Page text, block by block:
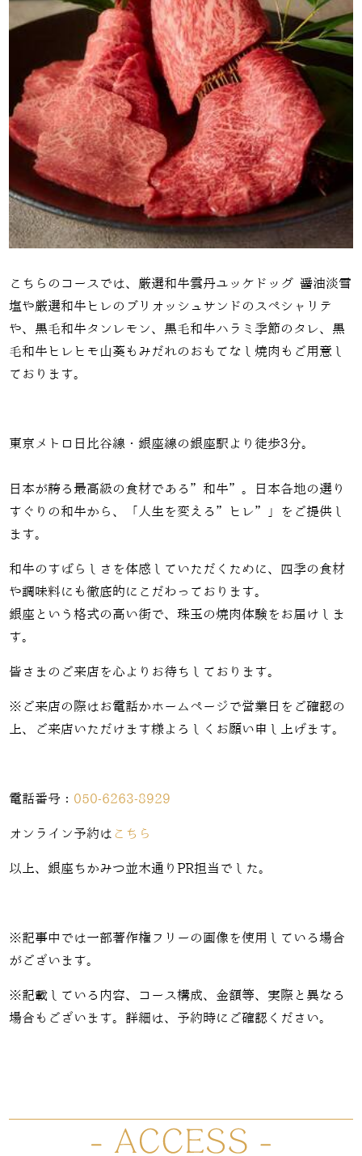
こちらのコースでは、厳選和牛雲丹ユッケドッグ 醤油淡雪
塩や厳選和牛ヒレのブリオッシュサンドのスペシャリテ
や、黒毛和牛タンレモン、黒毛和牛ハラミ季節のタレ、黒
毛和牛ヒレヒモ山葵もみだれのおもてなし焼肉もご用意し
ております。
東京メトロ日比谷線・銀座線の銀座駅より徒歩3分。
日本が誇る最高級の食材である”和牛”。日本各地の選り
すぐりの和牛から、「人生を変える”ヒレ”」をご提供し
ます。
和牛のすばらしさを体感していただくために、四季の食材
や調味料にも徹底的にこだわっております。
銀座という格式の高い街で、珠玉の焼肉体験をお届けしま
す。
皆さまのご来店を心よりお待ちしております。
※ご来店の際はお電話かホームページで営業日をご確認の
上、ご来店いただけます様よろしくお願い申し上げます。
電話番号： 050-6263-8929
オンライン予約は こちら
以上、銀座ちかみつ並木通りPR担当でした。
※記事中では一部著作権フリーの画像を使用している場合
がございます。
※記載している内容、コース構成、金額等、実際と異なる
場合もございます。詳細は、予約時にご確認ください。